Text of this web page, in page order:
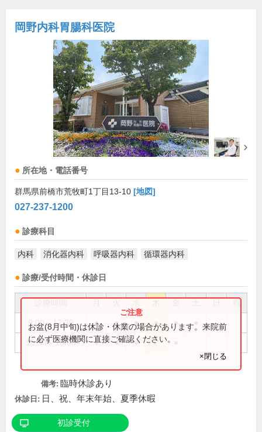
岡野内科胃腸科医院
所在地・電話番号
群馬県前橋市荒牧町1丁目13-10 [地図]
027-237-1200
診療科目
内科 消化器内科 呼吸器内科 循環器内科
診療/受付時間・休診日
祝
9:00～12:30 ● ● ● ● ●
15:30～18:00 ● ● ●
お盆(8月中旬)は休診・休業の場合があります。来院前
に必ず医療機関に直接ご確認ください。
×閉じる
備考: 臨時休診あり
休診日: 日、祝、年末年始、夏季休暇
初診受付